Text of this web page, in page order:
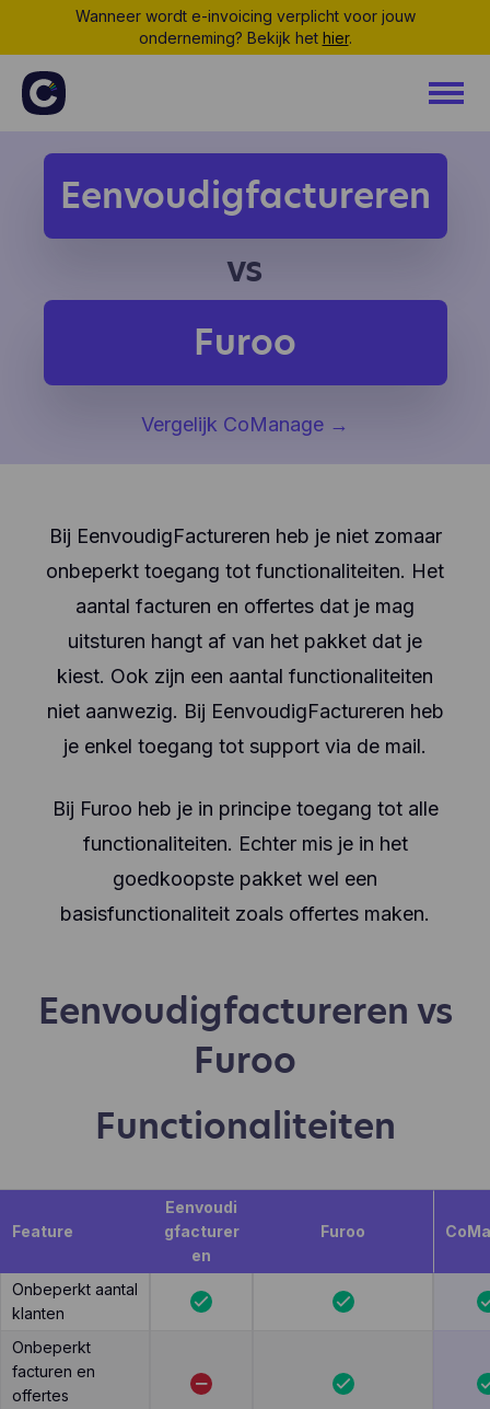
Wanneer wordt e-invoicing verplicht voor jouw
onderneming? Bekijk het hier.
Eenvoudigfactureren
vs
Furoo
Vergelijk CoManage →
Bij EenvoudigFactureren heb je niet zomaar
onbeperkt toegang tot functionaliteiten. Het
aantal facturen en offertes dat je mag
uitsturen hangt af van het pakket dat je
kiest. Ook zijn een aantal functionaliteiten
niet aanwezig. Bij EenvoudigFactureren heb
je enkel toegang tot support via de mail.
Bij Furoo heb je in principe toegang tot alle
functionaliteiten. Echter mis je in het
goedkoopste pakket wel een
basisfunctionaliteit zoals offertes maken.
Eenvoudigfactureren vs
Furoo
Functionaliteiten
Feature
Eenvoudi
gfacturer
en
Furoo
Onbeperkt aantal
klanten
Onbeperkt
facturen en
offertes